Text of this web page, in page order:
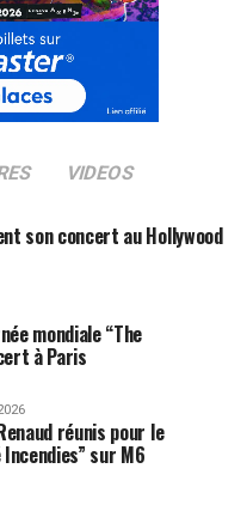
VIDEOS
son concert au Hollywood
mondiale “The
à Paris
réunis pour le
sur M6